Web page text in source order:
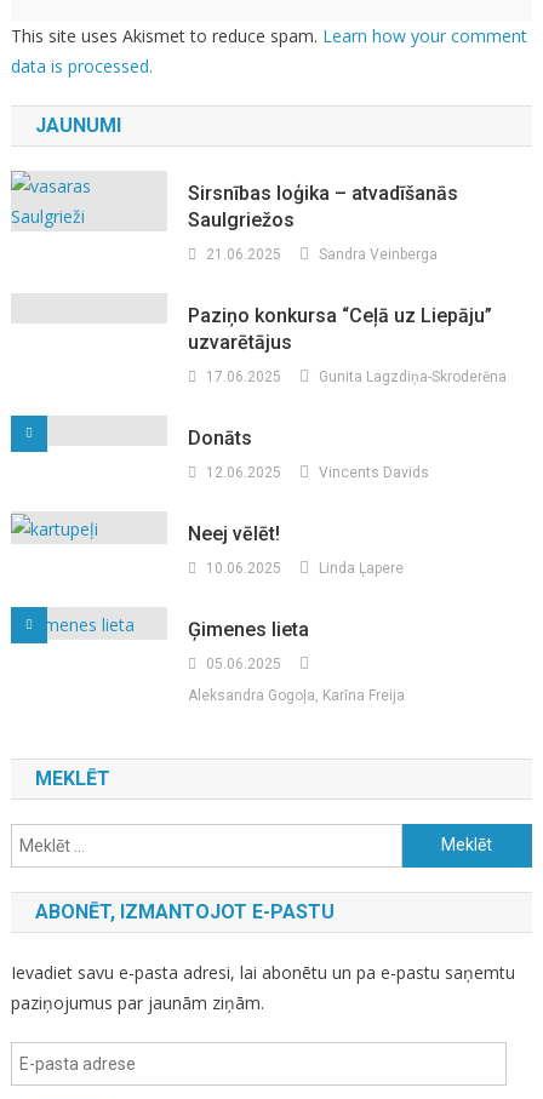
This site uses Akismet to reduce spam. Learn how your comment
data is processed.
JAUNUMI
Sirsnības loģika – atvadīšanās
Saulgriežos
21.06.2025 Sandra Veinberga
Paziņo konkursa “Ceļā uz Liepāju”
uzvarētājus
17.06.2025 Gunita Lagzdiņa-Skroderēna
Donāts
12.06.2025 Vincents Davids
Neej vēlēt!
10.06.2025 Linda Ļapere
Ģimenes lieta
05.06.2025
Aleksandra Gogoļa, Karīna Freija
MEKLĒT
Meklēt:
ABONĒT, IZMANTOJOT E-PASTU
Ievadiet savu e-pasta adresi, lai abonētu un pa e-pastu saņemtu
paziņojumus par jaunām ziņām.
E-
pasta